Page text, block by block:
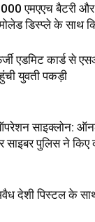
एमएएच बैटरी
डिस्प्ले के साथ
एडमिट कार्ड से
युवती पकड़ी
साइक्लोन:
साइबर पुलिस ने किए
देशी पिस्टल के साथ